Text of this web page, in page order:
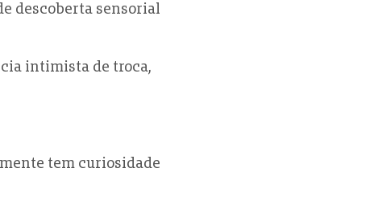
descoberta sensorial
intimista de troca,
tem curiosidade